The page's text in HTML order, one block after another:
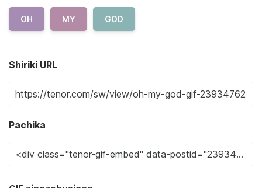
OH MY GOD
Shiriki URL
Pachika